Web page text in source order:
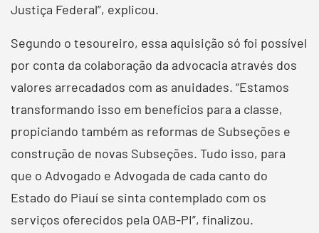
Justiça Federal”, explicou.
Segundo o tesoureiro, essa aquisição só foi possível
por conta da colaboração da advocacia através dos
valores arrecadados com as anuidades. “Estamos
transformando isso em benefícios para a classe,
propiciando também as reformas de Subseções e
construção de novas Subseções. Tudo isso, para
que o Advogado e Advogada de cada canto do
Estado do Piauí se sinta contemplado com os
serviços oferecidos pela OAB-PI”, finalizou.